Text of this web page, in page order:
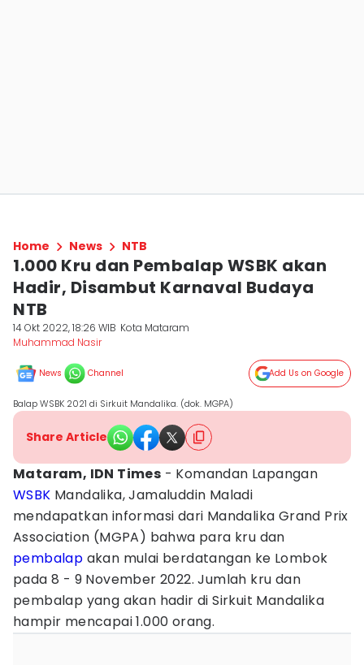
Home News NTB
1.000 Kru dan Pembalap WSBK akan
Hadir, Disambut Karnaval Budaya
NTB
14 Okt 2022, 18:26 WIB Kota Mataram
Muhammad Nasir
News Channel Add Us on Google
Balap WSBK 2021 di Sirkuit Mandalika. (dok. MGPA)
Share Article
Mataram, IDN Times - Komandan Lapangan
WSBK Mandalika, Jamaluddin Maladi
mendapatkan informasi dari Mandalika Grand Prix
Association (MGPA) bahwa para kru dan
pembalap akan mulai berdatangan ke Lombok
pada 8 - 9 November 2022. Jumlah kru dan
pembalap yang akan hadir di Sirkuit Mandalika
hampir mencapai 1.000 orang.